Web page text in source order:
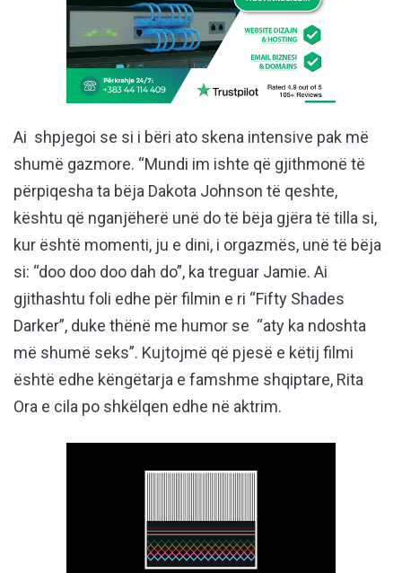
Ai shpjegoi se si i bëri ato skena intensive pak më
shumë gazmore. “Mundi im ishte që gjithmonë të
përpiqesha ta bëja Dakota Johnson të qeshte,
kështu që nganjëherë unë do të bëja gjëra të tilla si,
kur është momenti, ju e dini, i orgazmës, unë të bëja
si: “doo doo doo dah do”, ka treguar Jamie. Ai
gjithashtu foli edhe për filmin e ri “Fifty Shades
Darker”, duke thënë me humor se “aty ka ndoshta
më shumë seks”. Kujtojmë që pjesë e këtij filmi
është edhe këngëtarja e famshme shqiptare, Rita
Ora e cila po shkëlqen edhe në aktrim.